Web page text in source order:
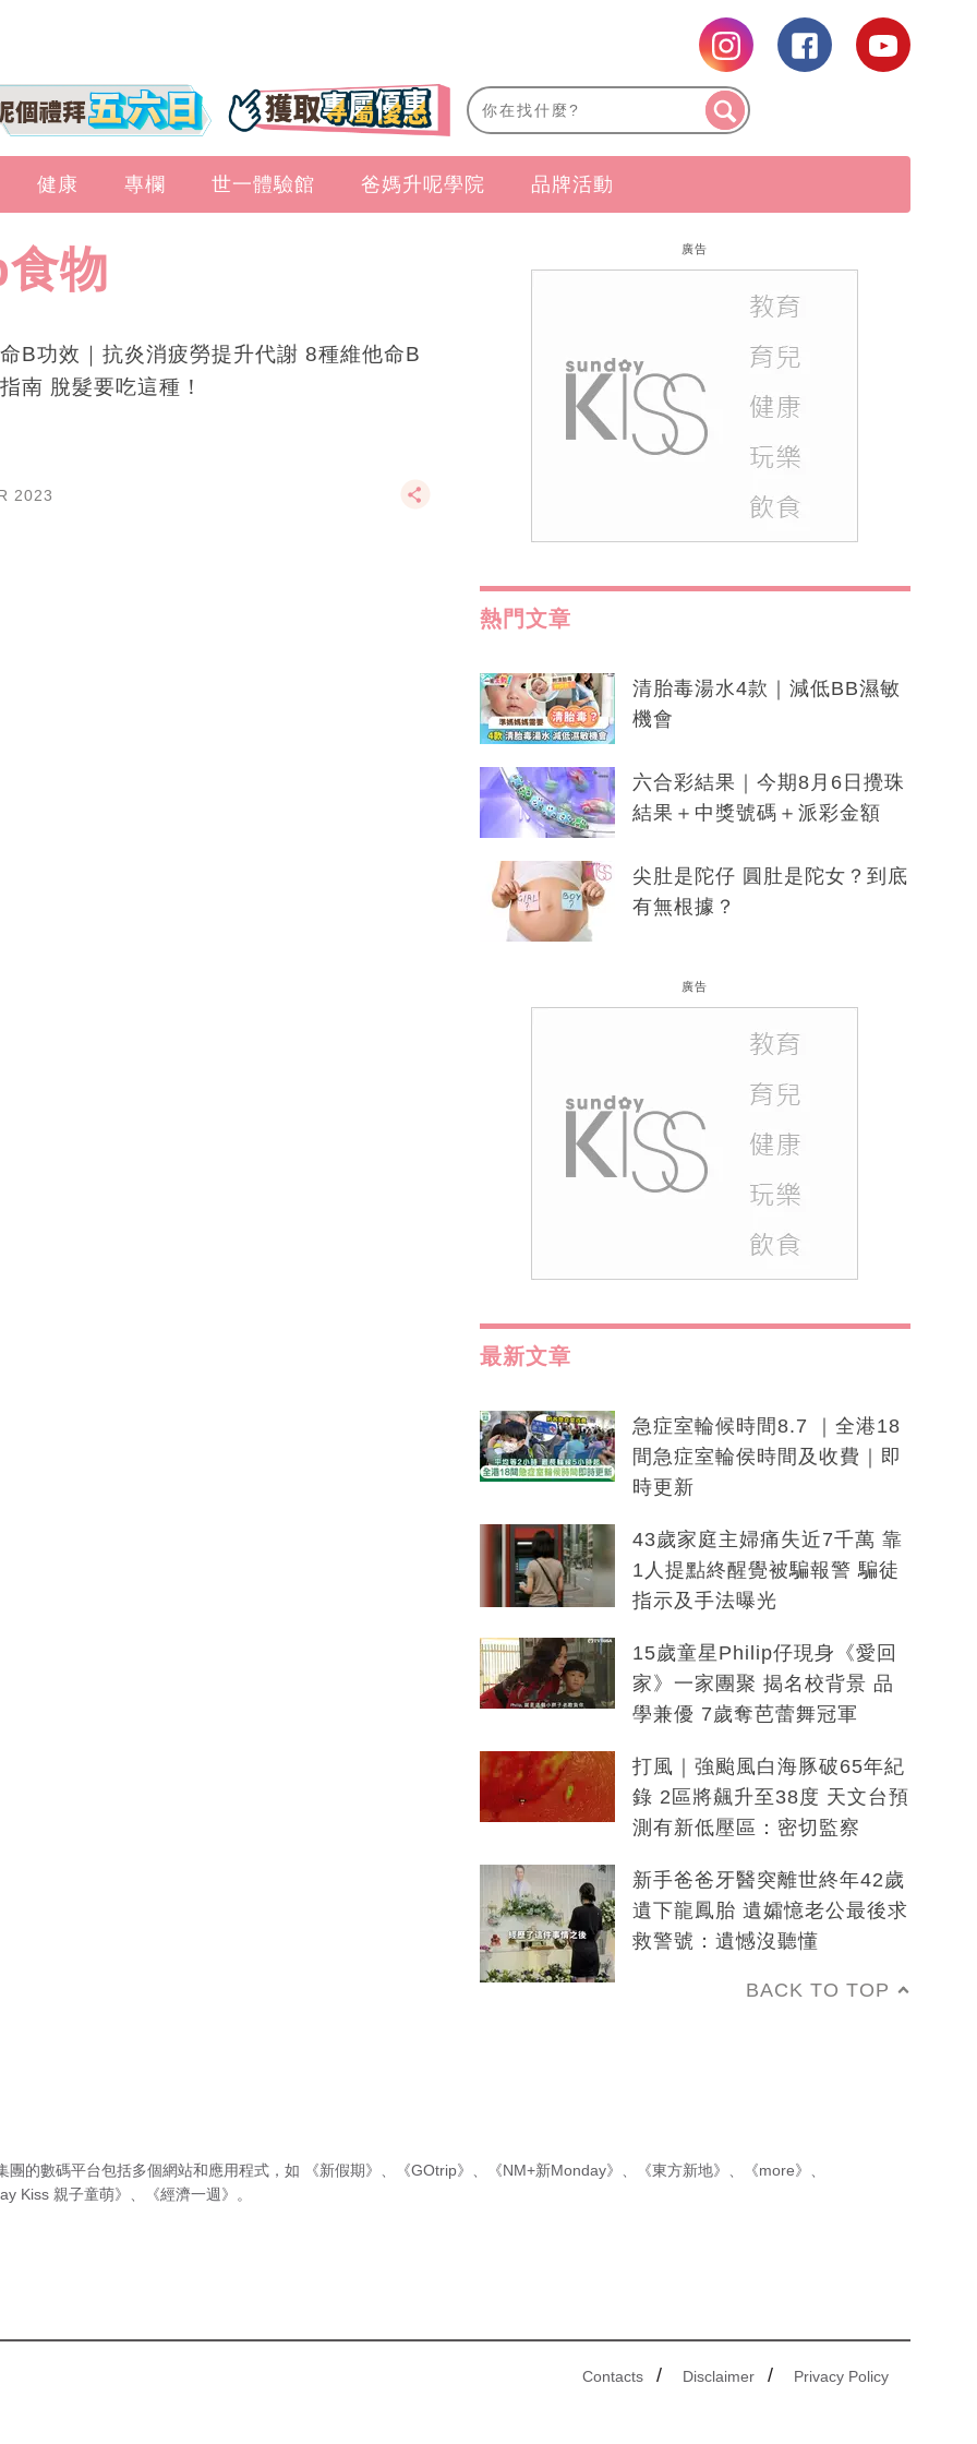
健康 專欄 世一體驗館 爸媽升呢學院 品牌活動
物
B功效｜抗炎消疲勞提升代謝 8種維他命B
南 脫髮要吃這種！
2023
廣告
熱門文章
清胎毒湯水4款｜減低BB濕敏
機會
六合彩結果｜今期8月6日攪珠
結果＋中獎號碼＋派彩金額
尖肚是陀仔 圓肚是陀女？到底
有無根據？
廣告
最新文章
急症室輪候時間8.7 ｜全港18
間急症室輪侯時間及收費｜即
時更新
43歲家庭主婦痛失近7千萬 靠
1人提點終醒覺被騙報警 騙徒
指示及手法曝光
15歲童星Philip仔現身《愛回
家》一家團聚 揭名校背景 品
學兼優 7歲奪芭蕾舞冠軍
打風｜強颱風白海豚破65年紀
錄 2區將飆升至38度 天文台預
測有新低壓區：密切監察
新手爸爸牙醫突離世終年42歲
遺下龍鳳胎 遺孀憶老公最後求
救警號：遺憾沒聽懂
BACK TO TOP
團的數碼平台包括多個網站和應用程式，如 《新假期》 《GOtrip》 《NM+新Monday》 《東方新地》 《more》
Kiss 親子童萌》
《經濟一週》 。
Contacts / Disclaimer / Privacy Policy